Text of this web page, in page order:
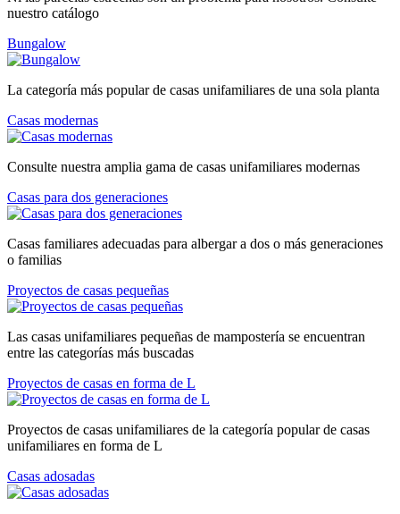
nuestro catálogo
Bungalow
La categoría más popular de casas unifamiliares de una sola planta
Casas modernas
Consulte nuestra amplia gama de casas unifamiliares modernas
Casas para dos generaciones
Casas familiares adecuadas para albergar a dos o más generaciones
o familias
Proyectos de casas pequeñas
Las casas unifamiliares pequeñas de mampostería se encuentran
entre las categorías más buscadas
Proyectos de casas en forma de L
Proyectos de casas unifamiliares de la categoría popular de casas
unifamiliares en forma de L
Casas adosadas